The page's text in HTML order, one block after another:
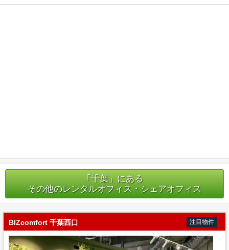
｢千葉」にある
その他のレンタルオフィス・シェアオフィス
BIZcomfort 千葉西口 注目物件